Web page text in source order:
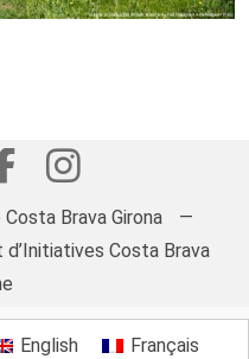
Brava Girona
—
d’Initiatives Costa Brava
English Français